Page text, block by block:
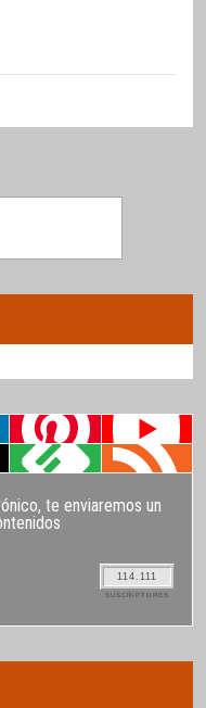
te enviaremos un
114.111
SUSCRIPTORES